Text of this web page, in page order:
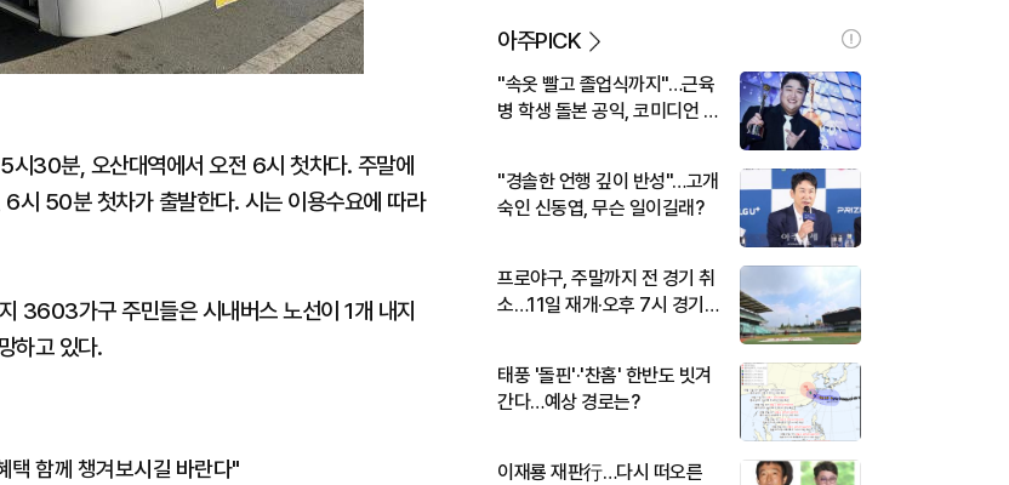
시30분, 오산대역에서 오전 6시 첫차다. 주말에
시 50분 첫차가 출발한다. 시는 이용수요에 따라
3603가구 주민들은 시내버스 노선이 1개 내지
하고 있다.
택 함께 챙겨보시길 바란다"
아주PICK
"속옷 빨고 졸업식까지"…근육
병 학생 돌본 공익, 코미디언 김
"경솔한 언행 깊이 반성"…고개
숙인 신동엽, 무슨 일이길래?
프로야구, 주말까지 전 경기 취
소…11일 재개·오후 7시 경기
태풍 '돌핀'·'찬홈' 한반도 빗겨
간다…예상 경로는?
이재룡 재판行…다시 떠오른